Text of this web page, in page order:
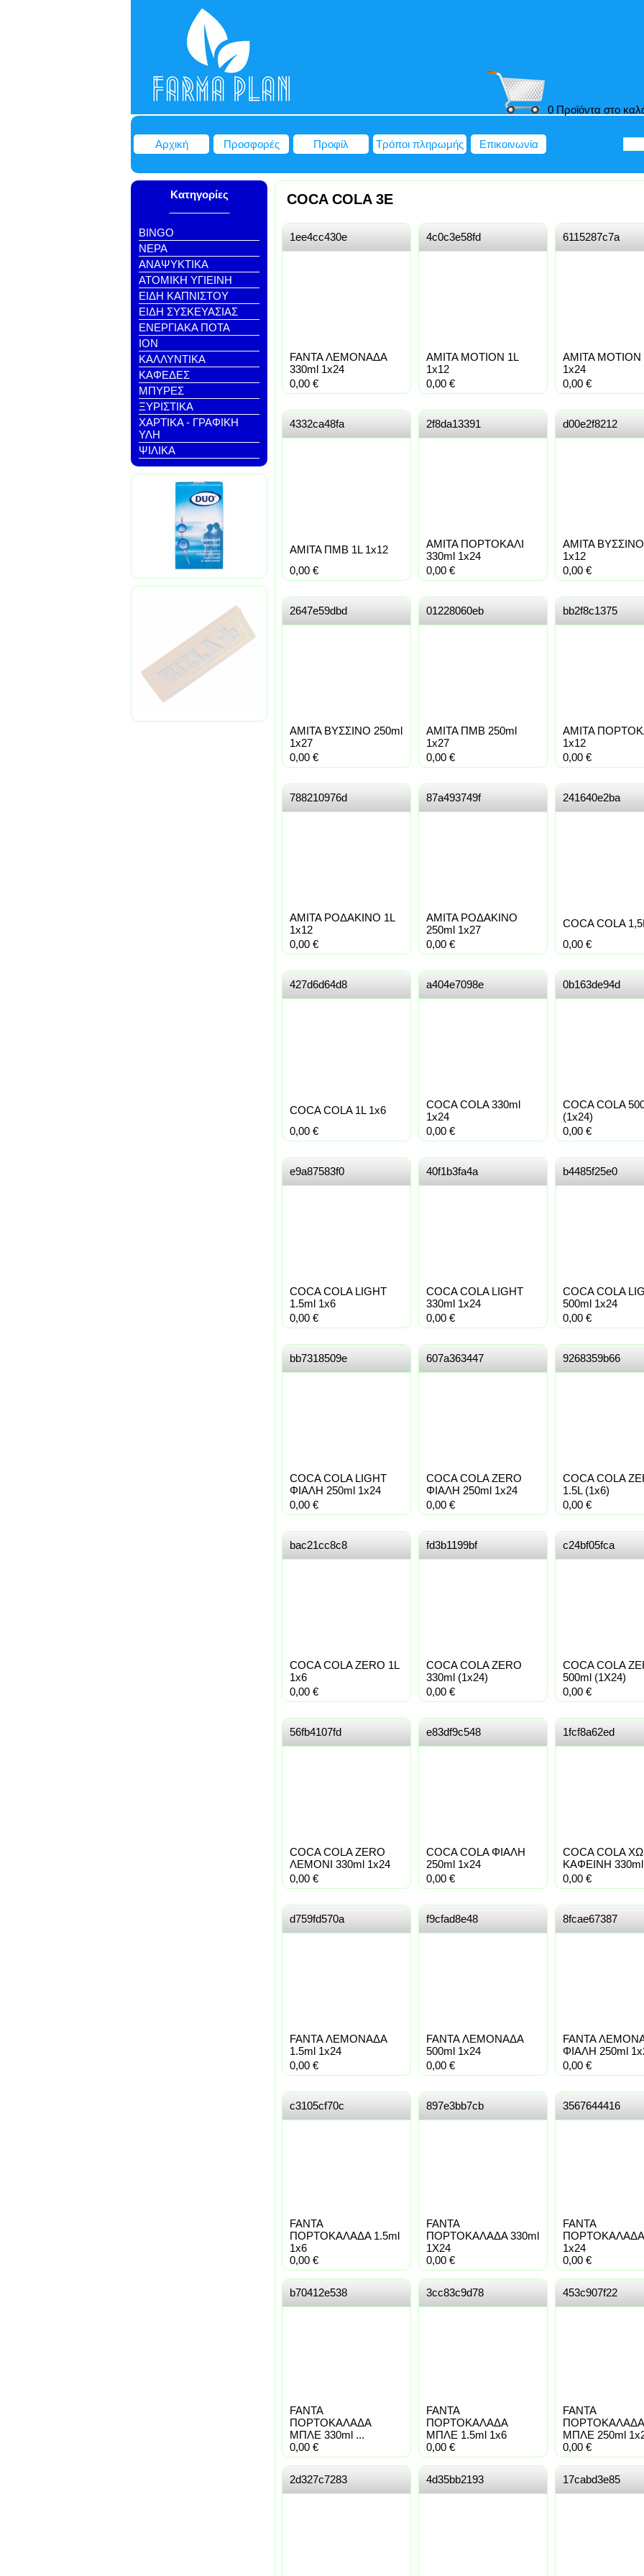
0 Προϊόντα στο
Αρχική Προσφορές Προφίλ Τρόποι πληρωμής Επικοινωνία
Κατηγορίες
BINGO
NEΡΑ
ΑΝΑΨΥΚΤΙΚΑ
ΑΤΟΜΙΚΗ ΥΓΙΕΙΝΗ
ΕΙΔΗ ΚΑΠΝΙΣΤΟΥ
ΕΙΔΗ ΣΥΣΚΕΥΑΣΙΑΣ
ΕΝΕΡΓΙΑΚΑ ΠΟΤΑ
ΙΟΝ
ΚΑΛΛΥΝΤΙΚΑ
ΚΑΦΕΔΕΣ
ΜΠΥΡΕΣ
ΞΥΡΙΣΤΙΚΑ
ΧΑΡΤΙΚΑ - ΓΡΑΦΙΚΗ
ΥΛΗ
ΨΙΛΙΚΑ
COCA COLA 3E
1ee4cc430e
FANTA ΛΕΜΟΝΑΔΑ
330ml 1x24
0,00 €
4c0c3e58fd
AMITA MOTION 1L
1x12
0,00 €
6115287c7a
AMITA MOTION
1x24
0,00 €
4332ca48fa
AMITA ΠΜΒ 1L 1x12
0,00 €
2f8da13391
AMITA ΠΟΡΤΟΚΑΛΙ
330ml 1x24
0,00 €
d00e2f8212
AMITA
1x12
0,00 €
2647e59dbd
AMITA ΒΥΣΣΙΝΟ 250ml
1x27
0,00 €
01228060eb
AMITA ΠΜΒ 250ml
1x27
0,00 €
bb2f8c1375
AMITA
1x12
0,00 €
788210976d
AMITA ΡΟΔΑΚΙΝΟ 1L
1x12
0,00 €
87a493749f
AMITA ΡΟΔΑΚΙΝΟ
250ml 1x27
0,00 €
241640e2ba
COCA COLA
0,00 €
427d6d64d8
COCA COLA 1L 1x6
0,00 €
a404e7098e
COCA COLA 330ml
1x24
0,00 €
0b163de94d
COCA COLA
(1x24)
0,00 €
e9a87583f0
COCA COLA LIGHT
1.5ml 1x6
0,00 €
40f1b3fa4a
COCA COLA LIGHT
330ml 1x24
0,00 €
b4485f25e0
COCA COLA
500ml 1x24
0,00 €
bb7318509e
COCA COLA LIGHT
ΦΙΑΛΗ 250ml 1x24
0,00 €
607a363447
COCA COLA ZERO
ΦΙΑΛΗ 250ml 1x24
0,00 €
9268359b66
COCA COLA
1.5L (1x6)
0,00 €
bac21cc8c8
COCA COLA ZERO 1L
1x6
0,00 €
fd3b1199bf
COCA COLA ZERO
330ml (1x24)
0,00 €
c24bf05fca
COCA COLA
500ml (1X24)
0,00 €
56fb4107fd
COCA COLA ZERO
ΛΕΜΟΝΙ 330ml 1x24
0,00 €
e83df9c548
COCA COLA ΦΙΑΛΗ
250ml 1x24
0,00 €
1fcf8a62ed
COCA COLA
ΚΑΦΕΙΝΗ
0,00 €
d759fd570a
FANTA ΛΕΜΟΝΑΔΑ
1.5ml 1x24
0,00 €
f9cfad8e48
FANTA ΛΕΜΟΝΑΔΑ
500ml 1x24
0,00 €
8fcae67387
FANTA
ΦΙΑΛΗ 250ml
0,00 €
c3105cf70c
FANTA
ΠΟΡΤΟΚΑΛΑΔΑ 1.5ml
1x6
0,00 €
897e3bb7cb
FANTA
ΠΟΡΤΟΚΑΛΑΔΑ 330ml
1X24
0,00 €
3567644416
FANTA
ΠΟΡΤΟΚΑΛΑΔΑ
1x24
0,00 €
b70412e538
FANTA
ΠΟΡΤΟΚΑΛΑΔΑ
MΠΛΕ 330ml ...
0,00 €
3cc83c9d78
FANTA
ΠΟΡΤΟΚΑΛΑΔΑ
ΜΠΛΕ 1.5ml 1x6
0,00 €
453c907f22
FANTA
ΠΟΡΤΟΚΑΛΑΔΑ
ΜΠΛΕ 250ml
0,00 €
2d327c7283 4d35bb2193 17cabd3e85